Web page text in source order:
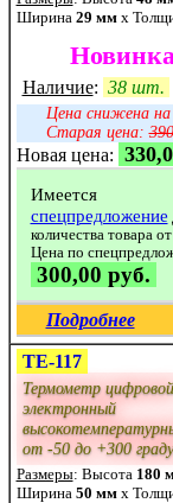
Ширина 29 ммx
Наличие: 38 шт.
Цена снижена
Старая цена:
Новая цена:
Имеется
спецпредложение
количества товара
Цена по
300,00 руб.
Подробнее
ТЕ-117
Термометр цифровой
электронный
от -50 до +300
Размеры: Высота 180
Ширина 50 ммx